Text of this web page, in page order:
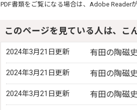
PDF書類をご覧になる場合は、 Adobe Reader
このページを見ている人は、こ
2024年3月21日更新 有田の陶磁
2024年3月21日更新 有田の陶磁
2024年3月21日更新 有田の陶磁